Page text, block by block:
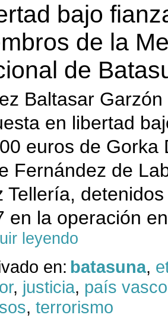
bajo
de la
de
Baltasar
en libertad
euros de Gorka
Fernández de
Tellería,
en la operación
leyendo
en: batasuna,
, justicia, país vasco
, terrorismo